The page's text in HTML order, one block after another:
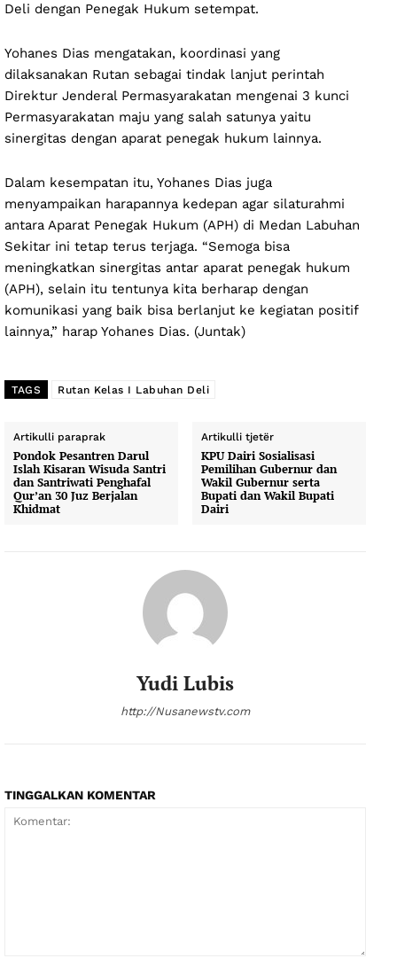
Deli dengan Penegak Hukum setempat.
Yohanes Dias mengatakan, koordinasi yang
dilaksanakan Rutan sebagai tindak lanjut perintah
Direktur Jenderal Permasyarakatan mengenai 3 kunci
Permasyarakatan maju yang salah satunya yaitu
sinergitas dengan aparat penegak hukum lainnya.
Dalam kesempatan itu, Yohanes Dias juga
menyampaikan harapannya kedepan agar silaturahmi
antara Aparat Penegak Hukum (APH) di Medan Labuhan
Sekitar ini tetap terus terjaga. “Semoga bisa
meningkatkan sinergitas antar aparat penegak hukum
(APH), selain itu tentunya kita berharap dengan
komunikasi yang baik bisa berlanjut ke kegiatan positif
lainnya,” harap Yohanes Dias. (Juntak)
TAGS Rutan Kelas I Labuhan Deli
Artikulli paraprak
Pondok Pesantren Darul
Islah Kisaran Wisuda Santri
dan Santriwati Penghafal
Qur’an 30 Juz Berjalan
Khidmat
Artikulli tjetër
KPU Dairi Sosialisasi
Pemilihan Gubernur dan
Wakil Gubernur serta
Bupati dan Wakil Bupati
Dairi
Yudi Lubis
http://Nusanewstv.com
TINGGALKAN KOMENTAR